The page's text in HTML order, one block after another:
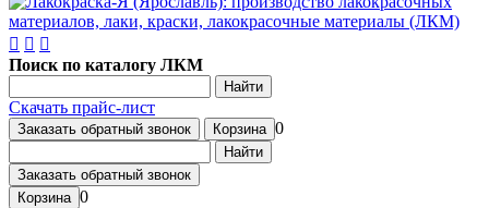
Поиск по каталогу ЛКМ
Найти
Скачать прайс-лист
Заказать обратный звонок Корзина 0
Найти
Заказать обратный звонок
Корзина 0